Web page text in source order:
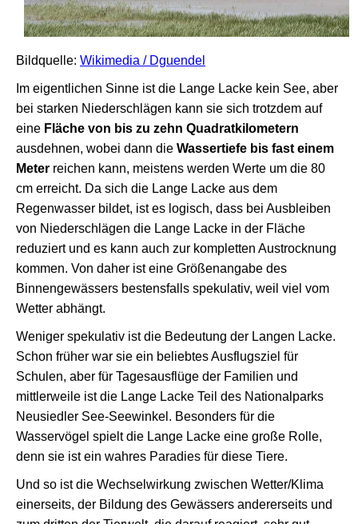
Bildquelle: Wikimedia / Dguendel
Im eigentlichen Sinne ist die Lange Lacke kein See, aber
bei starken Niederschlägen kann sie sich trotzdem auf
eine Fläche von bis zu zehn Quadratkilometern
ausdehnen, wobei dann die Wassertiefe bis fast einem
Meter reichen kann, meistens werden Werte um die 80
cm erreicht. Da sich die Lange Lacke aus dem
Regenwasser bildet, ist es logisch, dass bei Ausbleiben
von Niederschlägen die Lange Lacke in der Fläche
reduziert und es kann auch zur kompletten Austrocknung
kommen. Von daher ist eine Größenangabe des
Binnengewässers bestensfalls spekulativ, weil viel vom
Wetter abhängt.
Weniger spekulativ ist die Bedeutung der Langen Lacke.
Schon früher war sie ein beliebtes Ausflugsziel für
Schulen, aber für Tagesausflüge der Familien und
mittlerweile ist die Lange Lacke Teil des Nationalparks
Neusiedler See-Seewinkel. Besonders für die
Wasservögel spielt die Lange Lacke eine große Rolle,
denn sie ist ein wahres Paradies für diese Tiere.
Und so ist die Wechselwirkung zwischen Wetter/Klima
einerseits, der Bildung des Gewässers andererseits und